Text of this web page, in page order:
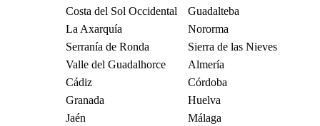
Costa del Sol Occidental
Guadalteba
La Axarquía
Nororma
Serranía de Ronda
Sierra de las Nieves
Valle del Guadalhorce
Almería
Cádiz
Córdoba
Granada
Huelva
Jaén
Málaga